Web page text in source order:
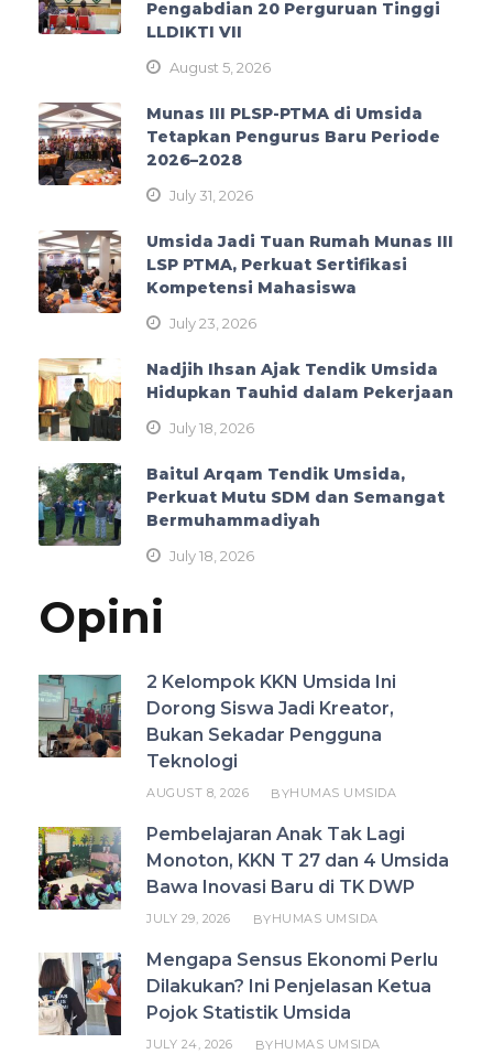
Pengabdian 20 Perguruan Tinggi
LLDIKTI VII
August 5, 2026
Munas III PLSP-PTMA di Umsida
Tetapkan Pengurus Baru Periode
2026–2028
July 31, 2026
Umsida Jadi Tuan Rumah Munas III
LSP PTMA, Perkuat Sertifikasi
Kompetensi Mahasiswa
July 23, 2026
Nadjih Ihsan Ajak Tendik Umsida
Hidupkan Tauhid dalam Pekerjaan
July 18, 2026
Baitul Arqam Tendik Umsida,
Perkuat Mutu SDM dan Semangat
Bermuhammadiyah
July 18, 2026
Opini
2 Kelompok KKN Umsida Ini
Dorong Siswa Jadi Kreator,
Bukan Sekadar Pengguna
Teknologi
AUGUST 8, 2026 BYHUMAS UMSIDA
Pembelajaran Anak Tak Lagi
Monoton, KKN T 27 dan 4 Umsida
Bawa Inovasi Baru di TK DWP
JULY 29, 2026 BYHUMAS UMSIDA
Mengapa Sensus Ekonomi Perlu
Dilakukan? Ini Penjelasan Ketua
Pojok Statistik Umsida
JULY 24, 2026 BYHUMAS UMSIDA